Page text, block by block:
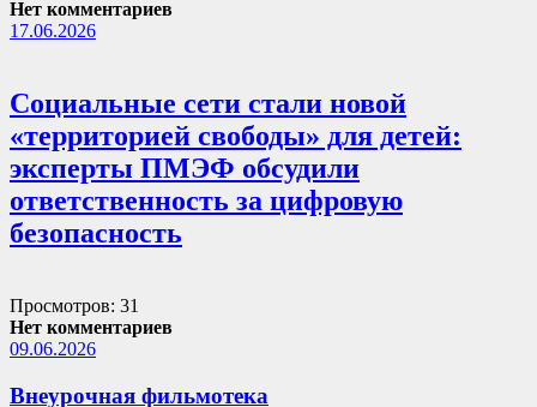
Нет комментариев
17.06.2026
Социальные сети стали новой
«территорией свободы» для детей:
эксперты ПМЭФ обсудили
ответственность за цифровую
безопасность
Просмотров: 31
Нет комментариев
09.06.2026
Внеурочная фильмотека